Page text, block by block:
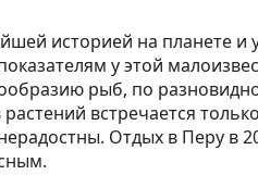
историей на планете и
у этой
рыб, по
встречается
Отдых в Перу в